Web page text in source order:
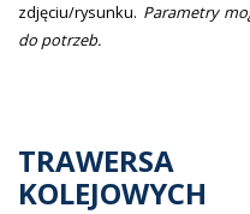
zdjęciu/rysunku. Parametry
do potrzeb.
KOLEJOWYCH